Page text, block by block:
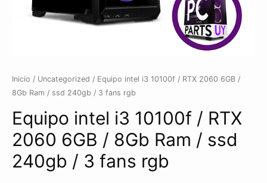
Inicio / Uncategorized / Equipo intel i3 10100f / RTX 2060 6GB /
8Gb Ram / ssd 240gb / 3 fans rgb
Equipo intel i3 10100f / RTX
2060 6GB / 8Gb Ram / ssd
240gb / 3 fans rgb